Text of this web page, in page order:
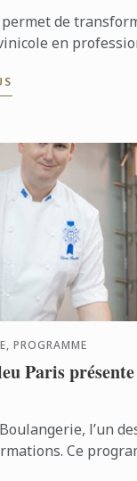
de
en
PROGRAMME
Paris
l’un
Ce